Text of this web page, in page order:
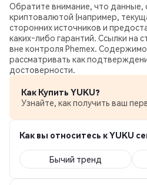
Обратите внимание, что данные,
криптовалютой (например,
сторонних источников и
каких‑либо гарантий. Ссылки на
вне контроля Phemex.
рассматривать как
достоверности.
Как Купить YUKU?
Узнайте, как получить ваш
Как вы относитесь к YUKU
Бычий тренд